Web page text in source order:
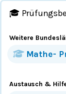
🎓
Weitere
Mathe-
Austausch &